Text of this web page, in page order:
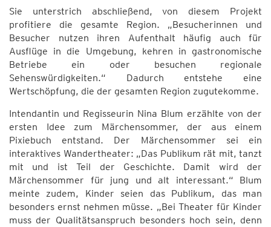
Sie unterstrich abschließend, von diesem Projekt
profitiere die gesamte Region. „Besucherinnen und
Besucher nutzen ihren Aufenthalt häufig auch für
Ausflüge in die Umgebung, kehren in gastronomische
Betriebe ein oder besuchen regionale
Sehenswürdigkeiten.“ Dadurch entstehe eine
Wertschöpfung, die der gesamten Region zugutekomme.
Intendantin und Regisseurin Nina Blum erzählte von der
ersten Idee zum Märchensommer, der aus einem
Pixiebuch entstand. Der Märchensommer sei ein
interaktives Wandertheater: „Das Publikum rät mit, tanzt
mit und ist Teil der Geschichte. Damit wird der
Märchensommer für jung und alt interessant.“ Blum
meinte zudem, Kinder seien das Publikum, das man
besonders ernst nehmen müsse. „Bei Theater für Kinder
muss der Qualitätsanspruch besonders hoch sein, denn